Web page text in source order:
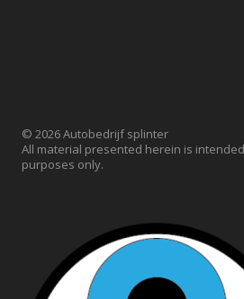
© 2026 Autobedrijf splinter
All material presented herein is
purposes only.